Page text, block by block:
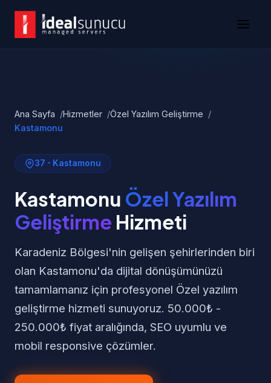
Ana Sayfa Hizmetler
Özel Yazılım Geliştirme
Kastamonu
37 - Kastamonu
Kastamonu Özel Yazılım
Geliştirme Hizmeti
Karadeniz Bölgesi'nin gelişen şehirlerinden biri
olan Kastamonu'da dijital dönüşümünüzü
tamamlamanız için profesyonel Özel yazılım
geliştirme hizmeti sunuyoruz. 50.000₺ -
250.000₺ fiyat aralığında, SEO uyumlu ve
mobil responsive çözümler.